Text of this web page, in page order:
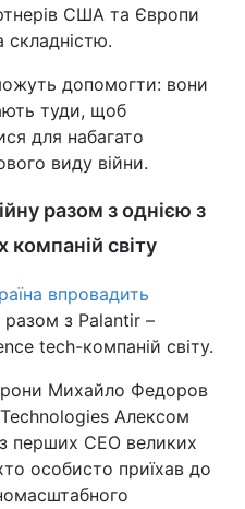
США та Європи
складністю.
допомогти: вони
туди, щоб
для набагато
виду війни.
разом з однією з
світу
впровадить
разом з Palantir –
tech-компаній світу.
Михайло Федоров
Technologies Алексом
перших CEO великих
особисто приїхав до